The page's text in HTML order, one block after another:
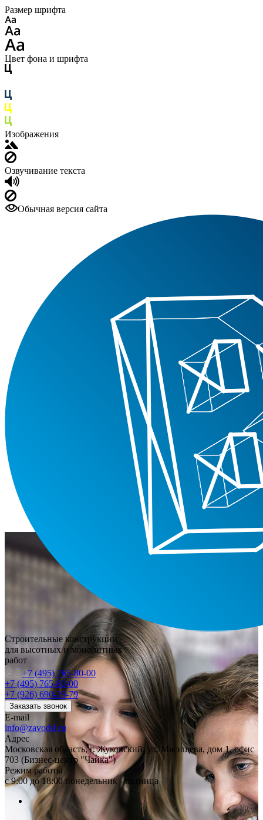
Размер шрифта
Цвет фона и шрифта
Изображения
Озвучивание текста
Обычная версия сайта
Строительные конструкции
для высотных и монолитных
работ
+7 (495) 765-80-00
+7 (495) 765-80-00
+7 (926) 690-29-79
Заказать звонок
E-mail
info@zavodsl.ru
Адрес
Московская область, г. Жуковский, ул. Мясищева, дом 1, офис
703 (Бизнес-центр "Чайка")
Режим работы
с 9:00 до 18:00 понедельник - пятница